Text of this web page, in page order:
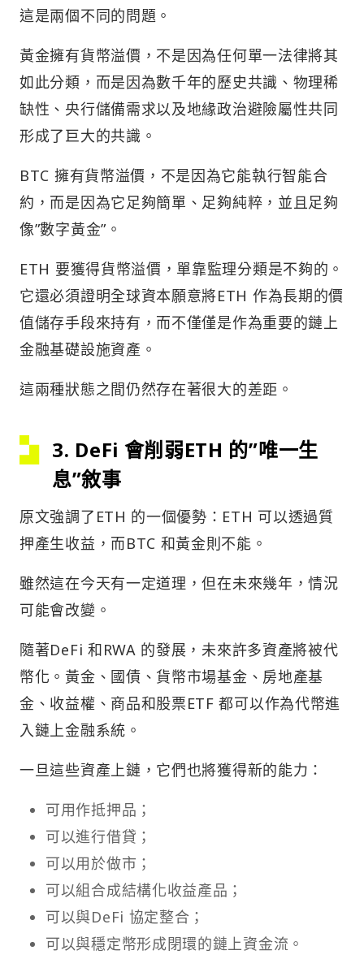
這是兩個不同的問題。
黃金擁有貨幣溢價，不是因為任何單一法律將其
如此分類，而是因為數千年的歷史共識、物理稀
缺性、央行儲備需求以及地緣政治避險屬性共同
形成了巨大的共識。
BTC 擁有貨幣溢價，不是因為它能執行智能合
約，而是因為它足夠簡單、足夠純粹，並且足夠
像”數字黃金”。
ETH 要獲得貨幣溢價，單靠監理分類是不夠的。
它還必須證明全球資本願意將ETH 作為長期的價
值儲存手段來持有，而不僅僅是作為重要的鏈上
金融基礎設施資產。
這兩種狀態之間仍然存在著很大的差距。
3. DeFi 會削弱ETH 的”唯一生
息”敘事
原文強調了ETH 的一個優勢：ETH 可以透過質
押產生收益，而BTC 和黃金則不能。
雖然這在今天有一定道理，但在未來幾年，情況
可能會改變。
隨著DeFi 和RWA 的發展，未來許多資產將被代
幣化。黃金、國債、貨幣市場基金、房地產基
金、收益權、商品和股票ETF 都可以作為代幣進
入鏈上金融系統。
一旦這些資產上鏈，它們也將獲得新的能力：
可用作抵押品；
可以進行借貸；
可以用於做市；
可以組合成結構化收益產品；
可以與DeFi 協定整合；
可以與穩定幣形成閉環的鏈上資金流。